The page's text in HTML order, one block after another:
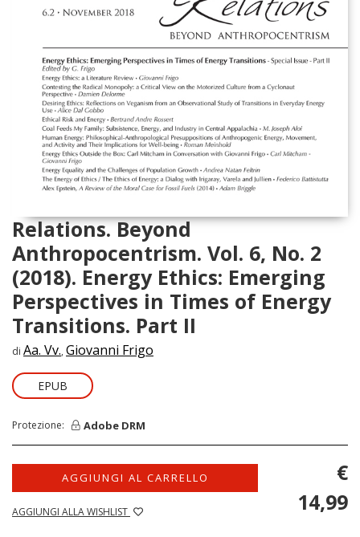
Relations. Beyond
Anthropocentrism. Vol. 6, No. 2
(2018). Energy Ethics: Emerging
Perspectives in Times of Energy
Transitions. Part II
di Aa. Vv., Giovanni Frigo
EPUB
Protezione: Adobe DRM
AGGIUNGI AL CARRELLO
AGGIUNGI ALLA WISHLIST
€
14,99